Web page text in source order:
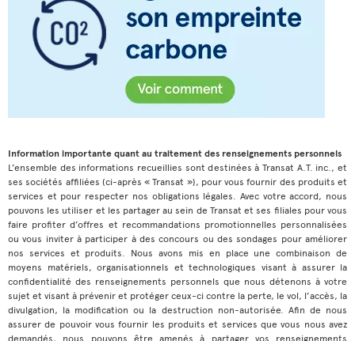
Information importante quant au traitement des renseignements personnels
L’ensemble des informations recueillies sont destinées à Transat A.T. inc., et
ses sociétés affiliées (ci-après « Transat »), pour vous fournir des produits et
services et pour respecter nos obligations légales. Avec votre accord, nous
pouvons les utiliser et les partager au sein de Transat et ses filiales pour vous
faire profiter d’offres et recommandations promotionnelles personnalisées
ou vous inviter à participer à des concours ou des sondages pour améliorer
nos services et produits. Nous avons mis en place une combinaison de
moyens matériels, organisationnels et technologiques visant à assurer la
confidentialité des renseignements personnels que nous détenons à votre
sujet et visant à prévenir et protéger ceux-ci contre la perte, le vol, l’accès, la
divulgation, la modification ou la destruction non-autorisée. Afin de nous
assurer de pouvoir vous fournir les produits et services que vous nous avez
demandés, nous pouvons être amenés à partager vos renseignements